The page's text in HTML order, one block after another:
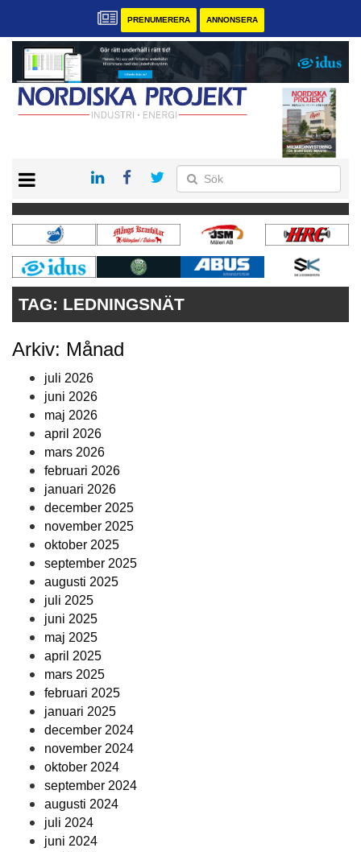
PRENUMERERA ANNONSERA
KONTAKT
VÅRA ANDRA MAGASIN
PRENUMERERA
ANNONSERA
TAG: LEDNINGSNÄT
Arkiv: Månad
juli 2026
juni 2026
maj 2026
april 2026
mars 2026
februari 2026
januari 2026
december 2025
november 2025
oktober 2025
september 2025
augusti 2025
juli 2025
juni 2025
maj 2025
april 2025
mars 2025
februari 2025
januari 2025
december 2024
november 2024
oktober 2024
september 2024
augusti 2024
juli 2024
juni 2024